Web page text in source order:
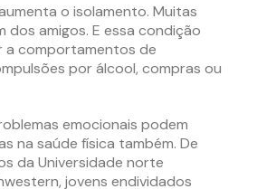
o isolamento. Muitas
dos amigos. E essa condição
a comportamentos de
por álcool, compras ou
emocionais podem
na saúde física também. De
da Universidade norte
jovens endividados